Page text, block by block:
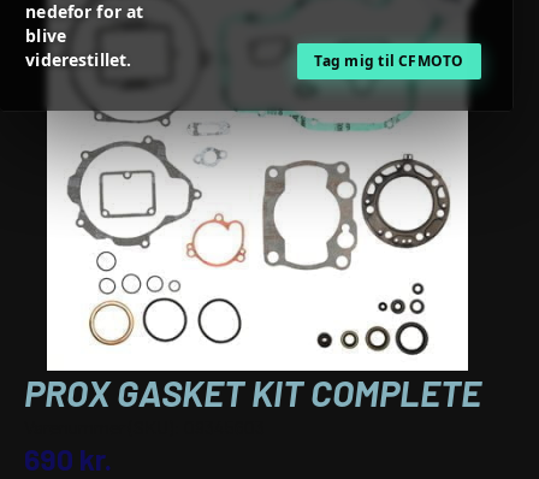
nedefor for at
blive
viderestillet.
Tag mig til CFMOTO
PROX GASKET KIT COMPLETE
690 kr.